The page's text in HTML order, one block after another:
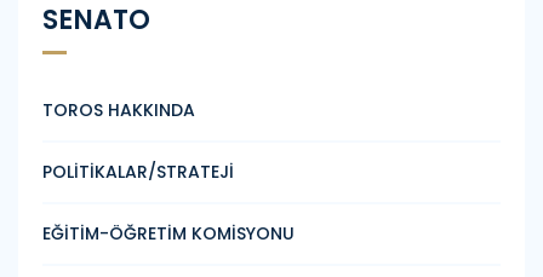
SENATO
TOROS HAKKINDA
POLİTİKALAR/STRATEJİ
EĞİTİM-ÖĞRETİM KOMİSYONU